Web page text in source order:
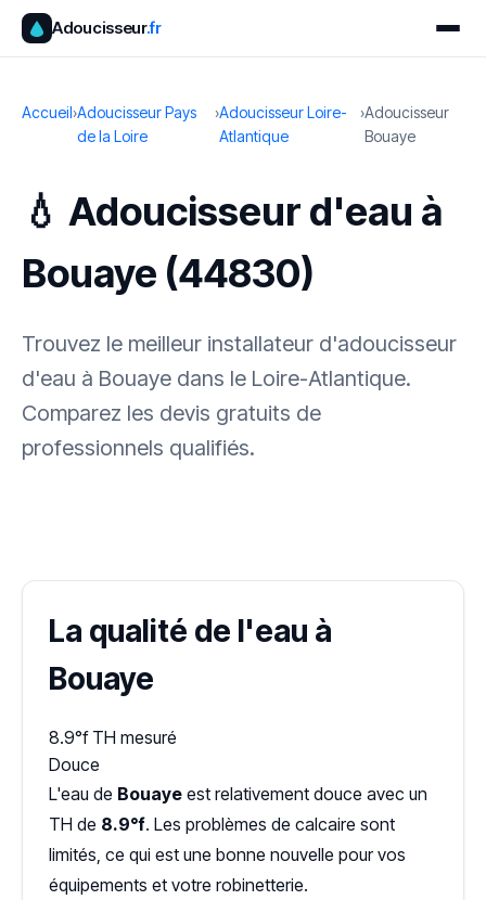
Adoucisseur.fr
Accueil›Adoucisseur Pays
de la Loire
›Adoucisseur Loire-
Atlantique
›Adoucisseur
Bouaye
💧 Adoucisseur d'eau à
Bouaye (44830)
Trouvez le meilleur installateur d'adoucisseur
d'eau à Bouaye dans le Loire-Atlantique.
Comparez les devis gratuits de
professionnels qualifiés.
La qualité de l'eau à
Bouaye
8.9°f TH mesuré
Douce
L'eau de Bouaye est relativement douce avec un
TH de 8.9°f. Les problèmes de calcaire sont
limités, ce qui est une bonne nouvelle pour vos
équipements et votre robinetterie.